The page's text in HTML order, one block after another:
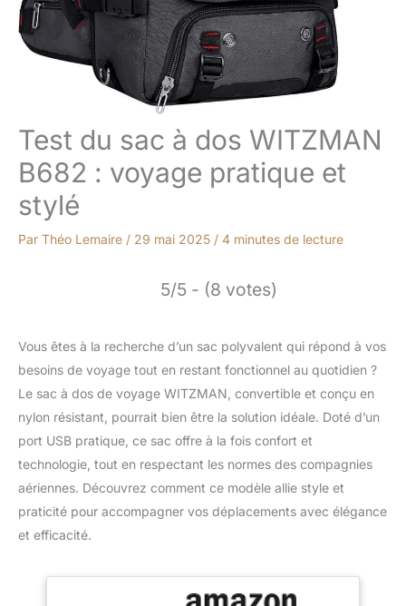
Test du sac à dos WITZMAN
B682 : voyage pratique et
stylé
Par Théo Lemaire / 29 mai 2025 / 4 minutes de lecture
5/5 - (8 votes)
Vous êtes à la recherche d’un sac polyvalent qui répond à vos
besoins de voyage tout en restant fonctionnel au quotidien ?
Le sac à dos de voyage WITZMAN, convertible et conçu en
nylon résistant, pourrait bien être la solution idéale. Doté d’un
port USB pratique, ce sac offre à la fois confort et
technologie, tout en respectant les normes des compagnies
aériennes. Découvrez comment ce modèle allie style et
praticité pour accompagner vos déplacements avec élégance
et efficacité.